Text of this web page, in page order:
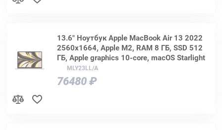
13.6" Ноутбук Apple MacBook Air 13 2022
2560x1664, Apple M2, RAM 8 ГБ, SSD 512
ГБ, Apple graphics 10-core, macOS Starlight
MLY23LL/A
76480 ₽